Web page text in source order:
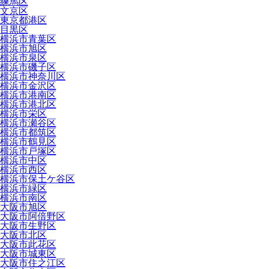
文京区
東京都港区
目黒区
横浜市青葉区
横浜市旭区
横浜市泉区
横浜市磯子区
横浜市神奈川区
横浜市金沢区
横浜市港南区
横浜市港北区
横浜市栄区
横浜市瀬谷区
横浜市都筑区
横浜市鶴見区
横浜市戸塚区
横浜市中区
横浜市西区
横浜市保土ケ谷区
横浜市緑区
横浜市南区
大阪市旭区
大阪市阿倍野区
大阪市生野区
大阪市北区
大阪市此花区
大阪市城東区
大阪市住之江区